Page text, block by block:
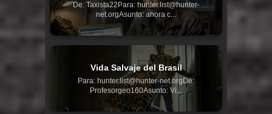
De: Taxista22Para: hunter.list@hunter-
net.orgAsunto: ahora c...
Vida Salvaje del Brasil
Para: hunter.list@hunter-net.orgDe:
Profesorgeo160Asunto: Vi...